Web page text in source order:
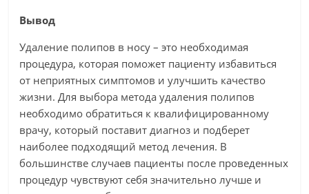
Вывод
Удаление полипов в носу – это необходимая
процедура, которая поможет пациенту избавиться
от неприятных симптомов и улучшить качество
жизни. Для выбора метода удаления полипов
необходимо обратиться к квалифицированному
врачу, который поставит диагноз и подберет
наиболее подходящий метод лечения. В
большинстве случаев пациенты после проведенных
процедур чувствуют себя значительно лучше и